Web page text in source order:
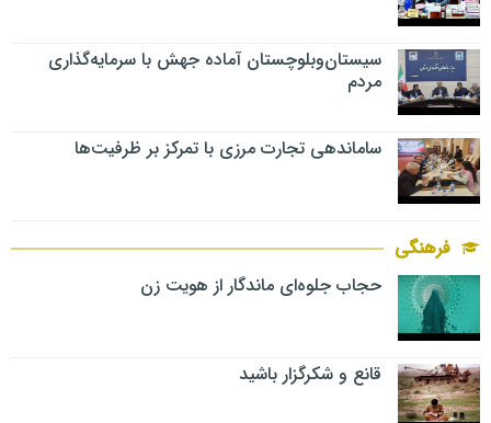
سیستان‌وبلوچستان آماده جهش با سرمایه‌گذاری
مردم
ساماندهی تجارت مرزی با تمرکز بر ظرفیت‌ها
فرهنگی
حجاب جلوه‌ای ماندگار از هویت زن
قانع و شکرگزار باشید